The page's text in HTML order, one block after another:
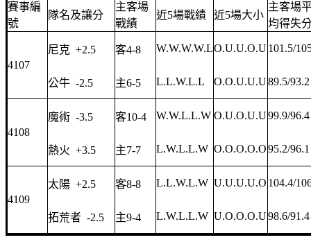
賽事編
號
隊名及讓分
主客場
戰績
近5場戰績 近5場大小
主客場
均得失
4107
尼克 +2.5 客4-8 W.W.W.W.LO.U.U.O.U101.5/
公牛 -2.5 主6-5 L.L.W.L.L O.O.U.U.U89.5/93.2
4108
魔術 -3.5 客10-4 W.W.L.L.W O.U.O.U.U99.9/96.4
熱火 +3.5 主7-7 L.W.L.L.W O.O.O.O.O95.2/96.1
4109
太陽 +2.5 客8-8 L.L.W.L.W U.U.U.U.O 104.4/
拓荒者 -2.5 主9-4 L.W.L.L.W U.O.O.O.U98.6/91.4